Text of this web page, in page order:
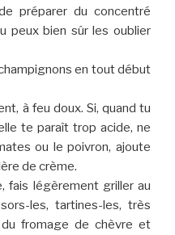
préparer du concentré
peux bien sûr les oublier
en tout début
à feu doux. Si, quand tu
te paraît trop acide, ne
ou le poivron, ajoute
de crème.
fais légèrement griller au
les, tartines-les, très
fromage de chèvre et